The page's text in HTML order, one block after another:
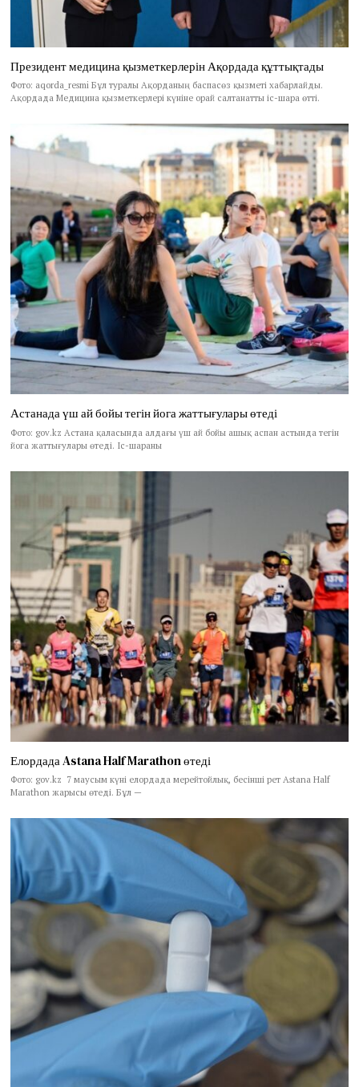
Президент медицина қызметкерлерін Ақордада құттықтады
Фото: aqorda_resmi Бұл туралы Ақорданың баспасөз қызметі хабарлайды.
Ақордада Медицина қызметкерлері күніне орай салтанатты іс-шара өтті.
Астанада үш ай бойы тегін йога жаттығулары өтеді
Фото: gov.kz Астана қаласында алдағы үш ай бойы ашық аспан астында тегін
йога жаттығулары өтеді. Іс-шараны
Елордада Astana Half Marathon өтеді
Фото: gov.kz 7 маусым күні елордада мерейтойлық, бесінші рет Astana Half
Marathon жарысы өтеді. Бұл —